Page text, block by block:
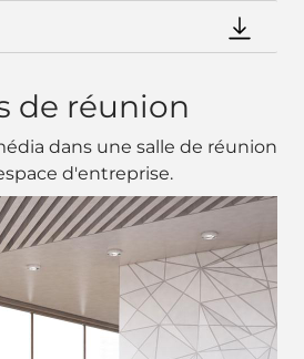
de réunion
dans une salle de réunion
d'entreprise.